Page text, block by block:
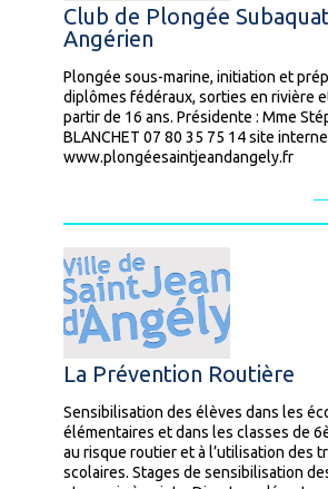
Club de Plongée
Angérien
Plongée sous-marine, initiation et
diplômes fédéraux, sorties en rivière
partir de 16 ans. Présidente : Mme
BLANCHET 07 80 35 75 14 site
www.plongéesaintjeandangely.fr
La Prévention Routière
Sensibilisation des élèves dans les
élémentaires et dans les classes de
au risque routier et à l’utilisation des
scolaires. Stages de sensibilisation